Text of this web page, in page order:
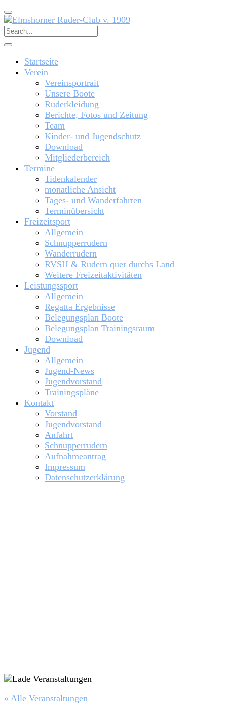
Startseite
Verein
Vereinsportrait
Unsere Boote
Ruderkleidung
Berichte, Fotos und Zeitung
Team
Kinder- und Jugendschutz
Download
Mitgliederbereich
Termine
Tidenkalender
monatliche Ansicht
Tages- und Wanderfahrten
Terminübersicht
Freizeitsport
Allgemein
Schnupperrudern
Wanderrudern
RVSH & Rudern quer durchs Land
Weitere Freizeitaktivitäten
Leistungssport
Allgemein
Regatta Ergebnisse
Belegungsplan Boote
Belegungsplan Trainingsraum
Download
Jugend
Allgemein
Jugend-News
Jugendvorstand
Trainingspläne
Kontakt
Vorstand
Jugendvorstand
Anfahrt
Schnupperrudern
Aufnahmeantrag
Impressum
Datenschutzerklärung
« Alle Veranstaltungen